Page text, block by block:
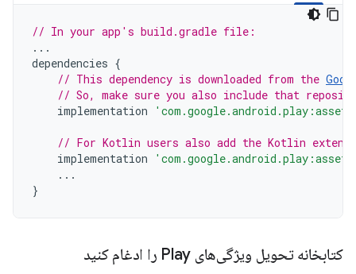
// In your app's build.gradle file:
...
dependencies {
// This dependency is downloaded from the
// So, make sure you also include that
implementation
// For Kotlin users also add the Kotlin
implementation
...
}
کتابخانه تحویل ویژگی‌های Play را ادغام کنید